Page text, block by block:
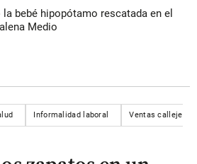
la bebé hipopótamo rescatada en el
Medio
Informalidad laboral Ventas callejeras